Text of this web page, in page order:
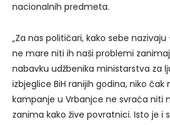
nacionalnih predmeta.
„Za nas političari, kako sebe
ne mare niti ih naši problemi
nabavku udžbenika ministarstva za
izbjeglice BiH ranijih godina, niko
kampanje u Vrbanjce ne svraća niti
zanima kako žive povratnici. Isto je i